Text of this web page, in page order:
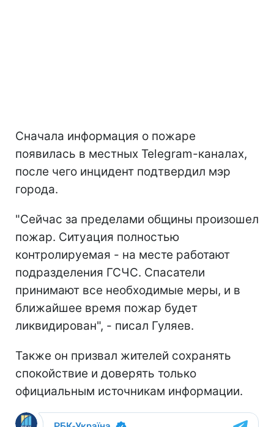
Сначала информация о пожаре
появилась в местных Telegram-каналах,
после чего инцидент подтвердил мэр
города.
"Сейчас за пределами общины произошел
пожар. Ситуация полностью
контролируемая - на месте работают
подразделения ГСЧС. Спасатели
принимают все необходимые меры, и в
ближайшее время пожар будет
ликвидирован", - писал Гуляев.
Также он призвал жителей сохранять
спокойствие и доверять только
официальным источникам информации.